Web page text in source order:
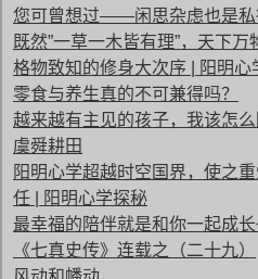
您可曾想过——闲思杂虑也是私
既然”一草一木皆有理”，天下
格物致知的修身大次序 | 阳明心
零食与养生真的不可兼得吗？
越来越有主见的孩子，我该怎么
虞舜耕田
阳明心学超越时空国界，使之
任 | 阳明心学探秘
最幸福的陪伴就是和你一起成
《七真史传》连载之（二十九）